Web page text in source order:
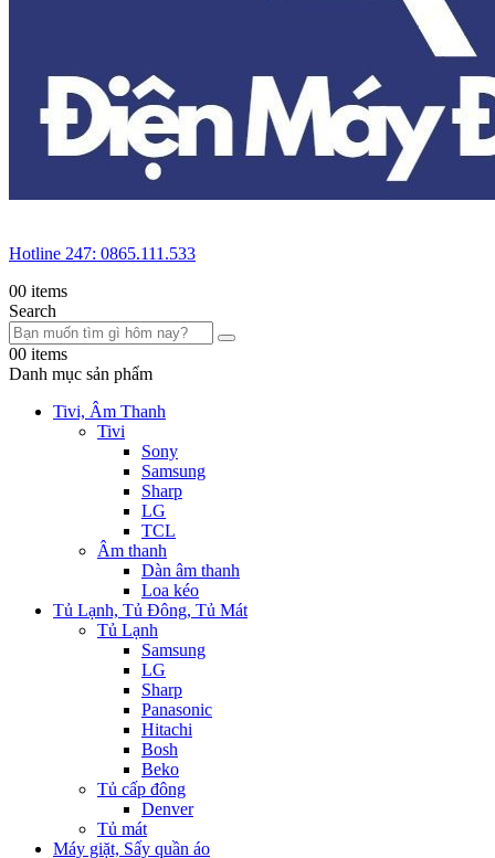
Hotline 247: 0865.111.533
00 items
Search
00 items
Danh mục sản phẩm
Tivi, Âm Thanh
Tivi
Sony
Samsung
Sharp
LG
TCL
Âm thanh
Dàn âm thanh
Loa kéo
Tủ Lạnh, Tủ Đông, Tủ Mát
Tủ Lạnh
Samsung
LG
Sharp
Panasonic
Hitachi
Bosh
Beko
Tủ cấp đông
Denver
Tủ mát
Máy giặt, Sấy quần áo